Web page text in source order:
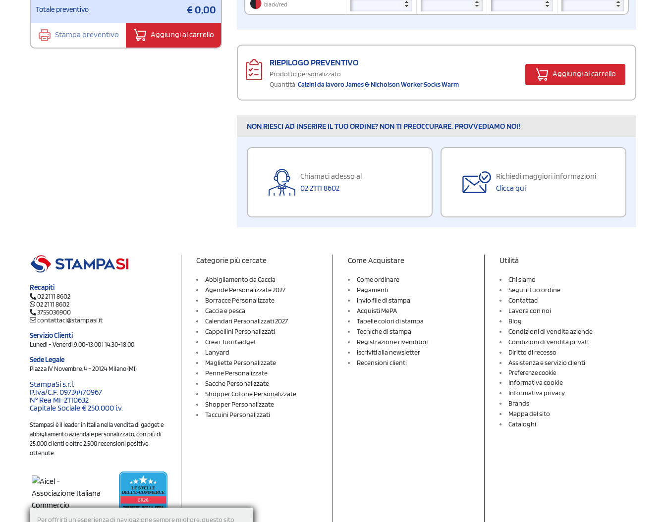
Per offrirti un'esperienza di navigazione sempre migliore, questo sito
Totale preventivo €0,00
Stampa preventivo Aggiungi al carrello
black/red
RIEPILOGO PREVENTIVO
Prodotto personalizzato
Quantità:Calzini da lavoro James & Nicholson Worker Socks Warm
Aggiungi al carrello
NON RIESCI AD INSERIRE IL TUO ORDINE? NON TI PREOCCUPARE, PROVVEDIAMO NOI!
Chiamaci adesso al
02 2111 8602
Richiedi maggiori informazioni
Clicca qui
Recapiti
02 2111 8602
02 2111 8602
3755036900
contattaci@stampasi.it
Servizio Clienti
Lunedì - Venerdì 9.00-13.00 | 14.30-18.00
Sede Legale
Piazza IV Novembre, 4 - 20124 Milano (MI)
StampaSi s.r.l.
P.Iva/C.F. 09734470967
N° Rea MI-2110632
Capitale Sociale € 250.000 i.v.
Stampasi è il leader in Italia nella vendita di gadget e
abbigliamento aziendale personalizzato, con più di
25.000 clienti e oltre 2.500 recensioni positive
ottenute.
Categorie più cercate
Abbigliamento da Caccia
Agende Personalizzate 2027
Borracce Personalizzate
Caccia e pesca
Calendari Personalizzati 2027
Cappellini Personalizzati
Crea i Tuoi Gadget
Lanyard
Magliette Personalizzate
Penne Personalizzate
Sacche Personalizzate
Shopper Cotone Personalizzate
Shopper Personalizzate
Taccuini Personalizzati
Come Acquistare
Come ordinare
Pagamenti
Invio file di stampa
Acquisti MePA
Tabelle colori di stampa
Tecniche di stampa
Registrazione rivenditori
Iscriviti alla newsletter
Recensioni clienti
Utilità
Chi siamo
Segui il tuo ordine
Contattaci
Lavora con noi
Blog
Condizioni di vendita aziende
Condizioni di vendita privati
Diritto di recesso
Assistenza e servizio clienti
Preferenze cookie
Informativa cookie
Informativa privacy
Brands
Mappa del sito
Cataloghi